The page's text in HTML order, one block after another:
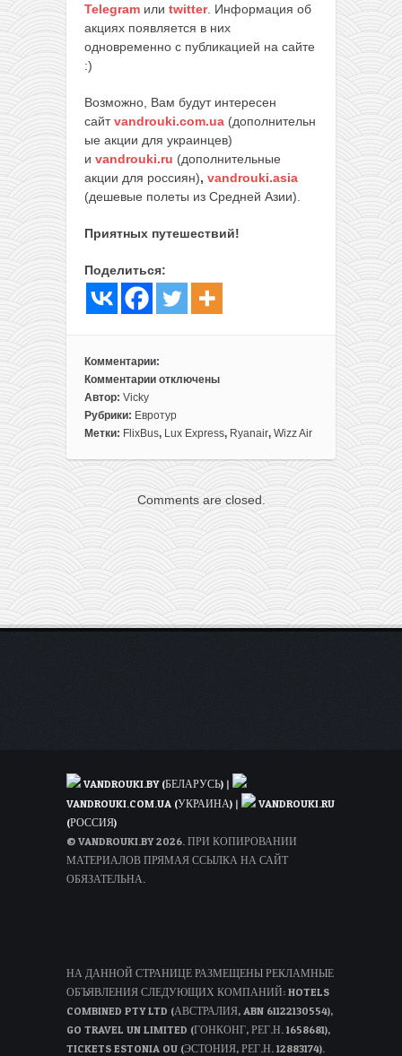
Telegram или twitter. Информация об
акциях появляется в них
одновременно с публикацией на сайте
:)
Возможно, Вам будут интересен
сайтvandrouki.com.ua (дополнительн
ые акции для украинцев)
и vandrouki.ru (дополнительные
акции для россиян), vandrouki.asia
(дешевые полеты из Средней Азии).
Приятных путешествий!
Поделиться:
Комментарии:
Комментарии
к
записи
Тур
рождественским
ярмаркам
всего
отключены
Автор: Vicky
Рубрики: Евротур
Метки: FlixBus, Lux Express, Ryanair, Wizz Air
Comments are closed.
VANDROUKI.BY (БЕЛАРУСЬ) |
VANDROUKI.COM.UA (УКРАИНА) |
VANDROUKI.RU
(РОССИЯ)
© VANDROUKI.BY 2026. ПРИ КОПИРОВАНИИ
МАТЕРИАЛОВ ПРЯМАЯ ССЫЛКА НА САЙТ
ОБЯЗАТЕЛЬНА.
НА ДАННОЙ СТРАНИЦЕ РАЗМЕЩЕНЫ РЕКЛАМНЫЕ
ОБЪЯВЛЕНИЯ СЛЕДУЮЩИХ КОМПАНИЙ: HOTELS
COMBINED PTY LTD (АВСТРАЛИЯ, ABN 61122130554),
GO TRAVEL UN LIMITED (ГОНКОНГ, РЕГ.Н. 1658681),
TICKETS ESTONIA OU (ЭСТОНИЯ, РЕГ.Н. 12883174).